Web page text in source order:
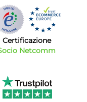
top di gamma che
di vario genere
piani cottura,
sempre di valutare
scelto e
per offrivi il
incredibilmente
Certificazione
Netcomm